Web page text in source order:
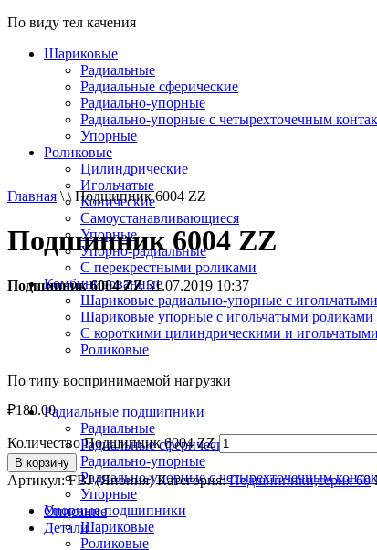
По виду тел качения
Шариковые
Радиальные
Радиальные сферические
Радиально-упорные
Радиально-упорные с четырехточечным
Упорные
Роликовые
Цилиндрические
Игольчатые
Конические
Самоустанавливающиеся
Упорные
Упорно-радиальные
C перекрестными роликами
Комбинированные
Шариковые радиально-упорные с
Шариковые упорные с игольчатыми роликами
С короткими цилиндрическими и
Роликовые
По типу воспринимаемой нагрузки
Радиальные подшипники
Радиальные
Радиальные сферические
Радиально-упорные
Радиально-упорные с четырехточечным
Упорные
Упорные подшипники
Шариковые
Роликовые
Главная \ \ Подшипник 6004 ZZ
Подшипник 6004 ZZ
Подшипник 6004 ZZ31.07.2019 10:37
₽180.00
Количество Подшипник 6004 ZZ
В корзину
Артикул:FBJ (Япония) Категория:Подшипники,серия 60
Описание
Детали